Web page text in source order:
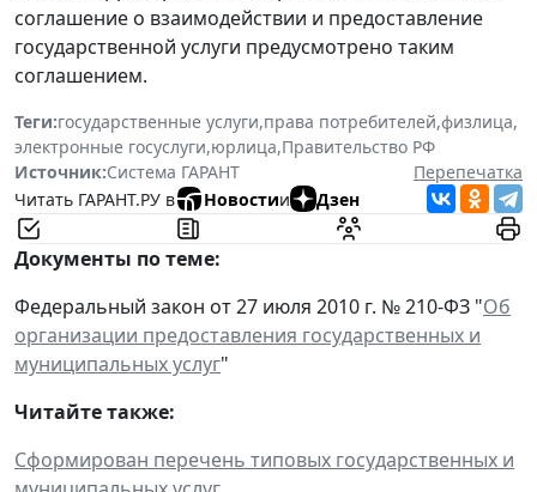
соглашение о взаимодействии и предоставление
государственной услуги предусмотрено таким
соглашением.
Теги:государственные услуги,права потребителей,физлица,
электронные госуслуги,юрлица,Правительство РФ
Источник:Система ГАРАНТ
Перепечатка
Читать ГАРАНТ.РУ в
Новостии Дзен
Документы по теме:
Федеральный закон от 27 июля 2010 г. № 210-ФЗ "Об
организации предоставления государственных и
муниципальных услуг"
Читайте также:
Сформирован перечень типовых государственных и